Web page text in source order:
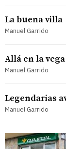
La buena villa
Manuel Garrido
Allá en la
Manuel Garrido
Legendarias
Manuel Garrido